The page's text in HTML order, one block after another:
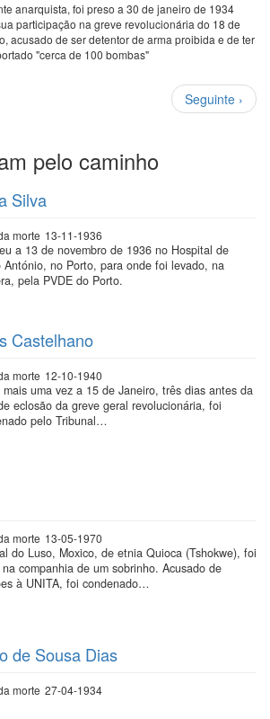
anarquista, foi preso a 30 de janeiro de 1934
participação na greve revolucionária do 18 de
acusado de ser detentor de arma proibida e de ter
"cerca de 100 bombas"
Próxima
página
Seguinte ›
pelo caminho
Silva
morte 13-11-1936
a 13 de novembro de 1936 no Hospital de
António, no Porto, para onde foi levado, na
pela PVDE do Porto.
Castelhano
morte 12-10-1940
mais uma vez a 15 de Janeiro, três dias antes da
eclosão da greve geral revolucionária, foi
pelo Tribunal…
morte 13-05-1970
do Luso, Moxico, de etnia Quioca (Tshokwe), foi
companhia de um sobrinho. Acusado de
à UNITA, foi condenado…
de Sousa Dias
morte 27-04-1934